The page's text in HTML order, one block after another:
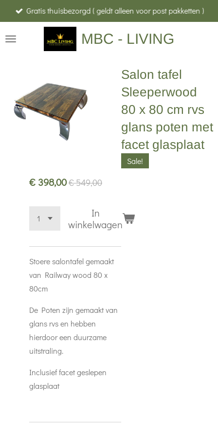
direct
naar
MBC - LIVING
Gratis thuisbezorgd ( geldt alleen voor post pakketten )
Salon tafel
Sleeperwood
80 x 80 cm rvs
glans poten met
facet glasplaat
Sale!
€ 398,00€ 549,00
In
winkelwagen
Stoere salontafel gemaakt
van Railway wood 80 x
80cm
De Poten zijn gemaakt van
glans rvs en hebben
hierdoor een duurzame
uitstraling.
Inclusief facet geslepen
glasplaat